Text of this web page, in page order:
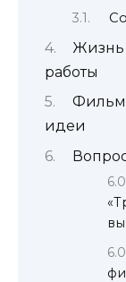
Жизнь
работы
идеи